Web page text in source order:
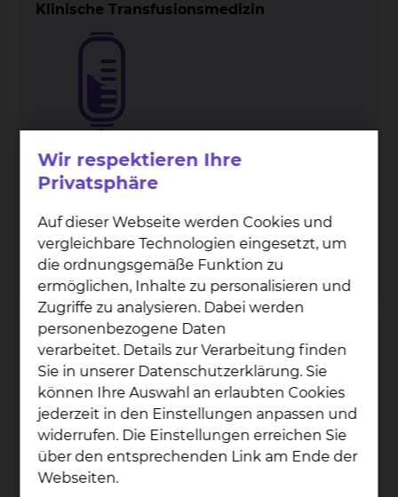
Klinische Transfusionsmedizin
Celler Straße 38, 38114 Braunschweig
Tel.:
+49 531 595 3257
Fax: +49 531 595 3758
mehr
Pathologie
Wir respektieren Ihre
Privatsphäre
Auf dieser Webseite werden Cookies und
vergleichbare Technologien eingesetzt, um
die ordnungsgemäße Funktion zu
ermöglichen, Inhalte zu personalisieren und
Zugriffe zu analysieren. Dabei werden
personenbezogene Daten
verarbeitet. Details zur Verarbeitung finden
Sie in unserer Datenschutzerklärung. Sie
können Ihre Auswahl an erlaubten Cookies
jederzeit in den Einstellungen anpassen und
widerrufen. Die Einstellungen erreichen Sie
über den entsprechenden Link am Ende der
Webseiten.